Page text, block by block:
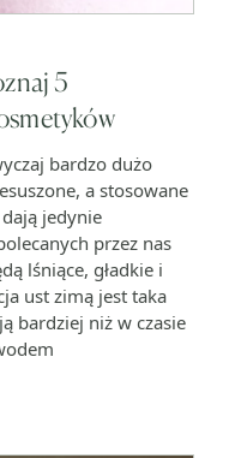
5
bardzo dużo
a stosowane
jedynie
przez nas
lśniące, gładkie i
ust zimą jest taka
bardziej niż w czasie